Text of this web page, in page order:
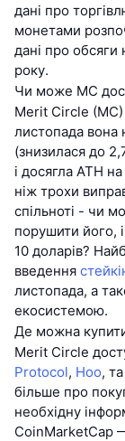
дані про
монетами
дані про
року.
Чи може MC
Merit Circle (MC)
листопада вона
(знизилася до
і досягла ATH
ніж трохи
спільноті - чи
порушити його,
10 доларів?
введення
листопада, а
екосистемою.
Де можна
Merit Circle
Protocol, Hoo, та
більше про
необхідну
CoinMarketCap